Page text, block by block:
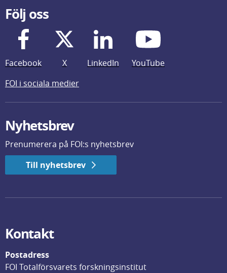
Följ oss
Facebook X LinkedIn
YouTube
FOI i sociala medier
Nyhetsbrev
Prenumerera på FOI:s nyhetsbrev
Till nyhetsbrev
Kontakt
Postadress
FOI Totalförsvarets forskningsinstitut